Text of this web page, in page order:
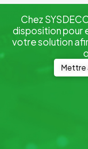
Chez
disposition pour
votre solution
Mettre